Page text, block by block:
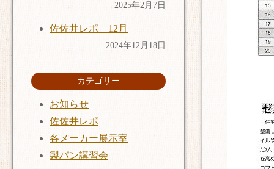
2025年2月7日
佐佐井レポ 12月
2024年12月18日
カテゴリー
お知らせ
佐佐井レポ
各メーカー展示室
製パン講習会